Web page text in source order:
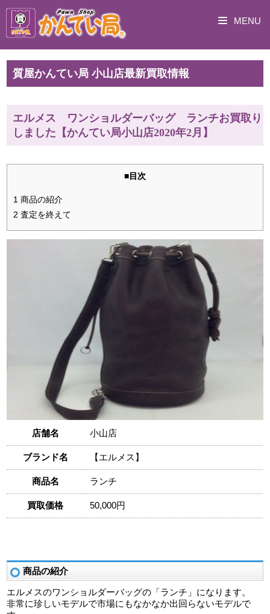
MENU
質屋かんてい局 小山店最新買取情報
エルメス ワンショルダーバッグ ランチお買取り
しました【かんてい局小山店2020年2月】
■目次
1 商品の紹介
2 査定を終えて
店舗名 小山店
ブランド名 【エルメス】
商品名 ランチ
買取価格 50,000円
商品の紹介
エルメスのワンショルダーバッグの「ランチ」になります。
非常に珍しいモデルで市場にもなかなか出回らないモデルで